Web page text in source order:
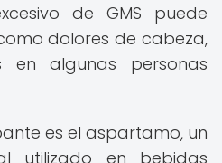
de GMS puede
dolores de cabeza,
en algunas personas
es el aspartamo, un
utilizado en bebidas